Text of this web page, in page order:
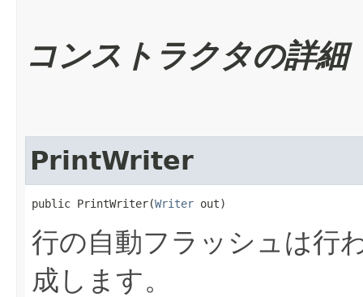
コンストラクタの詳細
PrintWriter
public PrintWriter​(Writer out)
行の自動フラッシュは
成します。